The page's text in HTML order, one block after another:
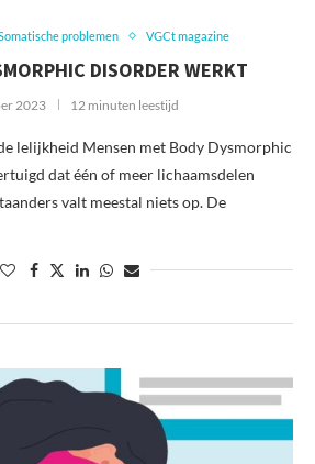
problemen VGCt magazine
DISORDER WERKT
2023 12 minuten leestijd
lelijkheid Mensen met Body Dysmorphic
dat één of meer lichaamsdelen
valt meestal niets op. De